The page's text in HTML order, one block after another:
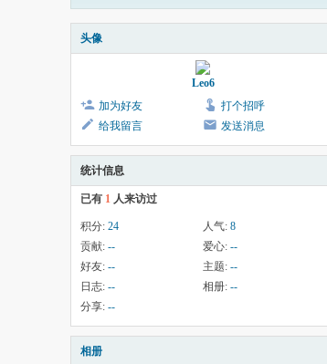
头像
Leo6
加为好友
打个招呼
给我留言
发送消息
统计信息
已有 1 人来访过
积分: 24 人气: 8
贡献: -- 爱心: --
好友: -- 主题: --
日志: -- 相册: --
分享: --
相册